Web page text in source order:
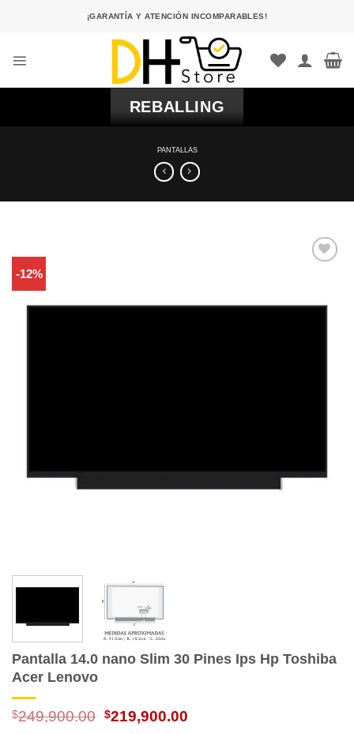
¡GARANTÍA Y ATENCIÓN INCOMPARABLES!
REBALLING
PANTALLAS
-12%
Pantalla 14.0 nano Slim 30 Pines Ips Hp Toshiba
Acer Lenovo
$249,900.00 El
$219,900.00El